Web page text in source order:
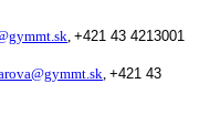
+421 43 4213001
+421 43